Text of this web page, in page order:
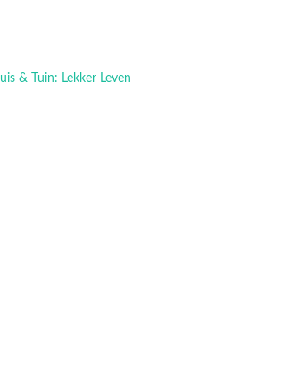
& Tuin: Lekker Leven